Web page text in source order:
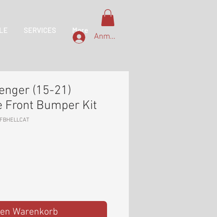
SERVICES More
Anmelden
(15-21)
Front Bumper Kit
Warenkorb